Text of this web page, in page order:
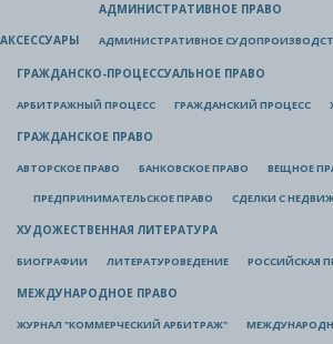
АКСЕССУАРЫ
АДМИНИСТРАТИВНОЕ ПРАВО
АДМИНИСТРАТИВНОЕ
ГРАЖДАНСКО-ПРОЦЕССУАЛЬНОЕ ПРАВО
АРБИТРАЖНЫЙ ПРОЦЕСС ГРАЖДАНСКИЙ ПРОЦЕСС
ГРАЖДАНСКОЕ ПРАВО
АВТОРСКОЕ ПРАВО БАНКОВСКОЕ ПРАВО ВЕЩНОЕ
ПРЕДПРИНИМАТЕЛЬСКОЕ ПРАВО СДЕЛКИ С
ХУДОЖЕСТВЕННАЯ ЛИТЕРАТУРА
БИОГРАФИИ ЛИТЕРАТУРОВЕДЕНИЕ РОССИЙСКАЯ
МЕЖДУНАРОДНОЕ ПРАВО
ЖУРНАЛ "КОММЕРЧЕСКИЙ АРБИТРАЖ"